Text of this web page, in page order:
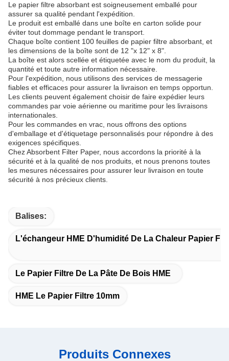
Le papier filtre absorbant est soigneusement emballé pour
assurer sa qualité pendant l'expédition.
Le produit est emballé dans une boîte en carton solide pour
éviter tout dommage pendant le transport.
Chaque boîte contient 100 feuilles de papier filtre absorbant, et
les dimensions de la boîte sont de 12 "x 12" x 8".
La boîte est alors scellée et étiquetée avec le nom du produit, la
quantité et toute autre information nécessaire.
Pour l'expédition, nous utilisons des services de messagerie
fiables et efficaces pour assurer la livraison en temps opportun.
Les clients peuvent également choisir de faire expédier leurs
commandes par voie aérienne ou maritime pour les livraisons
internationales.
Pour les commandes en vrac, nous offrons des options
d'emballage et d'étiquetage personnalisés pour répondre à des
exigences spécifiques.
Chez Absorbent Filter Paper, nous accordons la priorité à la
sécurité et à la qualité de nos produits, et nous prenons toutes
les mesures nécessaires pour assurer leur livraison en toute
sécurité à nos précieux clients.
Balises:
L'échangeur HME D'humidité De La Chaleur Papier
Le Papier Filtre De La Pâte De Bois HME
HME Le Papier Filtre 10mm
Produits Connexes